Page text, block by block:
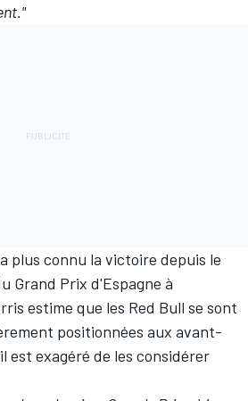
plus connu la victoire depuis le
Grand Prix d'Espagne à
estime que les Red Bull se sont
positionnées aux avant-
est exagéré de les considérer